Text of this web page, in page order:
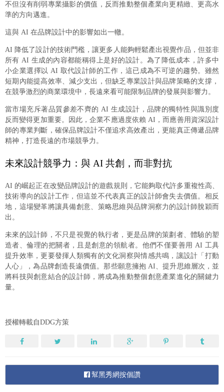
不但沒有削弱專業攝影的價值，反而推動整個產業向更精緻、更高水
準的方向邁進。
這與 AI 在品牌設計中的影響如出一轍。
AI 降低了設計的技術門檻，讓更多人能夠輕鬆產出視覺作品，但並非
所有 AI 生成的內容都能稱得上是好的設計。為了降低成本，許多中
小企業選擇以 AI 取代設計師的工作，這已成為不可逆的趨勢。雖然
短期內能提高效率、減少支出，但缺乏專業設計與品牌策略的支撐，
在競爭激烈的商業環境中，長遠來看可能限制品牌的發展與影響力。
當市場充斥著品質參差不齊的 AI 生成設計，品牌的獨特性與識別度
反而變得更加重要。因此，企業不應過度依賴 AI，而應善用資深設計
師的專業判斷，確保品牌設計不僅追求高效產出，更能真正傳遞品牌
精神，打造長遠的市場競爭力。
未來設計競爭力：與 AI 共創，而非對抗
AI 的崛起正在改變品牌設計的遊戲規則，它能夠取代許多重複性高、
技術導向的設計工作，但這並不代表真正的設計師會失去價值。相反
地，這場變革將讓具備創意、策略思維與品牌洞察力的設計師脫穎而
出。
未來的設計師，不只是視覺的執行者，更是品牌的策劃者、體驗的塑
造者、倫理的把關者，且是創意的領航者。他們不僅要善用 AI 工具
提升效率，更要發揮人類獨有的文化洞察與情感共鳴，讓設計「打動
人心」，為品牌創造長遠價值。那些願意擁抱 AI、提升思維層次，並
將科技與創意結合的設計師，將成為推動整個創意產業進化的關鍵力
量。
授權轉載自DDG方策
幫黑秀網按個讚